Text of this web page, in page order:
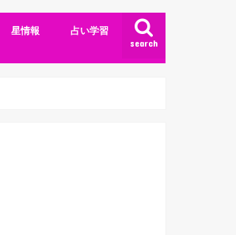
search
星情報 占い学習